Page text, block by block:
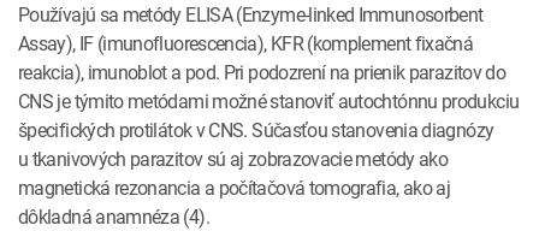
Používajú sa metódy ELISA (Enzyme-linked Immunosorbent
Assay), IF (imunofluorescencia), KFR (komplement fixačná
reakcia), imunoblot a pod. Pri podozrení na prienik parazitov do
CNS je týmito metódami možné stanoviť autochtónnu produkciu
špecifických protilátok v CNS. Súčasťou stanovenia diagnózy
u tkanivových parazitov sú aj zobrazovacie metódy ako
magnetická rezonancia a počítačová tomografia, ako aj
dôkladná anamnéza (4).